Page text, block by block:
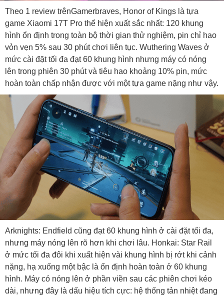
Theo 1 review trênGamerbraves, Honor of Kings là tựa
game Xiaomi 17T Pro thể hiện xuất sắc nhất: 120 khung
hình ổn định trong toàn bộ thời gian thử nghiệm, pin chỉ hao
vỏn vẹn 5% sau 30 phút chơi liên tục. Wuthering Waves ở
mức cài đặt tối đa đạt 60 khung hình nhưng máy có nóng
lên trong phiên 30 phút và tiêu hao khoảng 10% pin, mức
hoàn toàn chấp nhận được với một tựa game nặng như vậy.
Arknights: Endfield cũng đạt 60 khung hình ở cài đặt tối đa,
nhưng máy nóng lên rõ hơn khi chơi lâu. Honkai: Star Rail
ở mức tối đa đôi khi xuất hiện vài khung hình bị rớt khi cảnh
nặng, hạ xuống một bậc là ổn định hoàn toàn ở 60 khung
hình. Máy có nóng lên ở phần viền sau các phiên chơi kéo
dài, nhưng đây là dấu hiệu tích cực: hệ thống tản nhiệt đang